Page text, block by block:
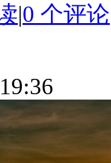
|0 个评论